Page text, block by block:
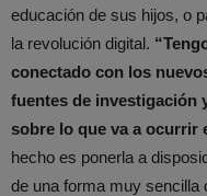
educación de sus hijos, o
la revolución digital.
conectado con los
fuentes de investigación
sobre lo que va a ocurrir
hecho es ponerla a
de una forma muy